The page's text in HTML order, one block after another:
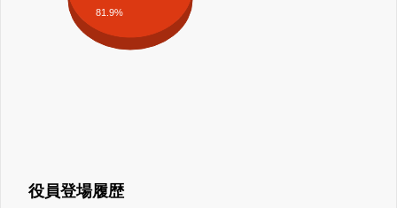
81.9%
役員登場履歴